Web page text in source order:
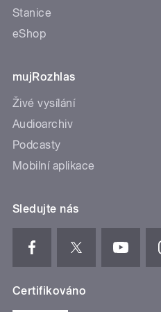
Stanice
eShop
mujRozhlas
Živé vysílání
Audioarchiv
Podcasty
Mobilní aplikace
Sledujte nás
Certifikováno